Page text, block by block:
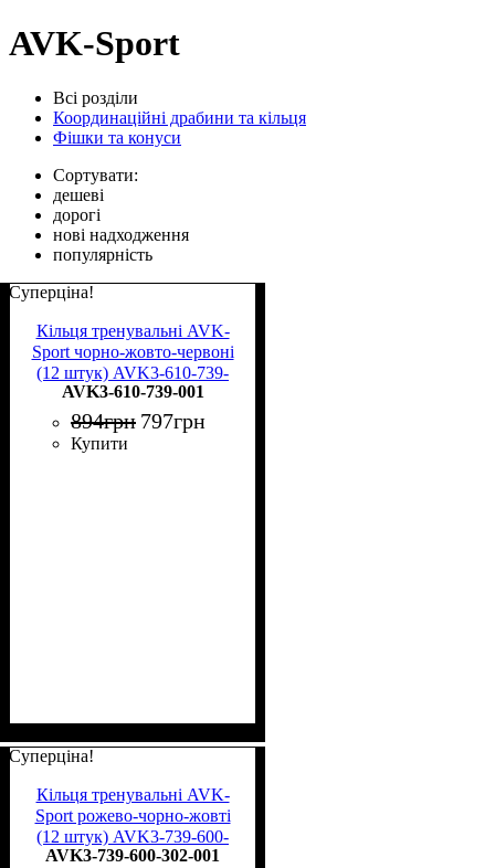
AVK-Sport
Всі розділи
Координаційні драбини та кільця
Фішки та конуси
Сортувати:
дешеві
дорогі
нові надходження
популярність
Суперціна!
Кільця тренувальні AVK-
Sport чорно-жовто-червоні
(12 штук) AVK3-610-739-
001
AVK3-610-739-001
894грн 797грн
Купити
Суперціна!
Кільця тренувальні AVK-
Sport рожево-чорно-жовті
(12 штук) AVK3-739-600-
302-001
AVK3-739-600-302-001